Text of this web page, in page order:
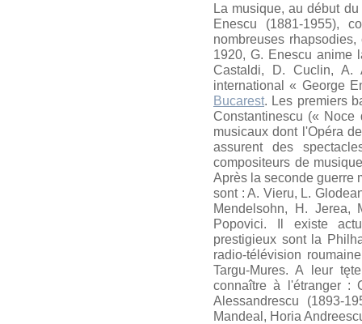
La musique, au début
Enescu (1881-1955),
nombreuses
1920, G. Enescu anime
Castaldi, D. Cuclin, A.
international « George
Bucarest. Les premiers
Constantinescu (« Noce
musicaux dont l'Opéra
assurent des
compositeurs de
Après la seconde guerre
sont : A. Vieru, L.
Mendelsohn, H. Jerea,
Popovici. Il existe
prestigieux sont la
radio-télévision
Targu-Mures. A leur
connaître à l'étranger :
Alessandrescu (1893-
Mandeal, Horia